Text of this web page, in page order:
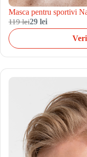
Masca pentru sportivi
119 lei29 lei